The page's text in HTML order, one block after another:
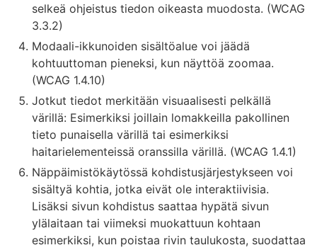
selkeä ohjeistus tiedon oikeasta muodosta. (WCAG
3.3.2)
Modaali-ikkunoiden sisältöalue voi jäädä
kohtuuttoman pieneksi, kun näyttöä zoomaa.
(WCAG 1.4.10)
Jotkut tiedot merkitään visuaalisesti pelkällä
värillä: Esimerkiksi joillain lomakkeilla pakollinen
tieto punaisella värillä tai esimerkiksi
haitarielementeissä oranssilla värillä. (WCAG 1.4.1)
Näppäimistökäytössä kohdistusjärjestykseen voi
sisältyä kohtia, jotka eivät ole interaktiivisia.
Lisäksi sivun kohdistus saattaa hypätä sivun
ylälaitaan tai viimeksi muokattuun kohtaan
esimerkiksi, kun poistaa rivin taulukosta, suodattaa